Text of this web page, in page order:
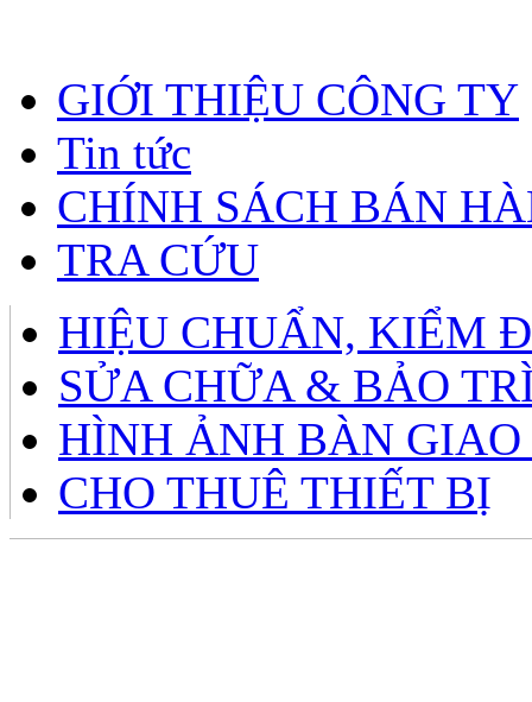
GIỚI THIỆU CÔNG TY
Tin tức
CHÍNH SÁCH BÁN
TRA CỨU
HIỆU CHUẨN, KIỂM
SỬA CHỮA & BẢO
HÌNH ẢNH BÀN
CHO THUÊ THIẾT BỊ